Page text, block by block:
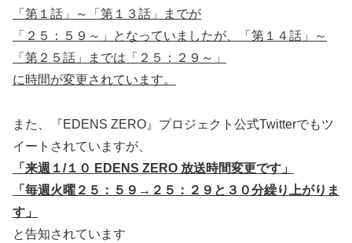
「第１話」～「第１３話」までが
「２５：５９～」となっていましたが、「第１４話」～
「第２５話」までは「２５：２９～」
に時間が変更されています。
また、『EDENS ZERO』プロジェクト公式Twitterでもツ
イートされていますが、
「来週１/１０ EDENS ZERO 放送時間変更です」
「毎週火曜２５：５９→２５：２９と３０分繰り上がりま
す」
と告知されています